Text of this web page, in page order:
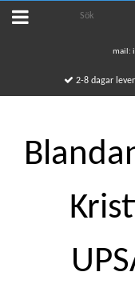
mail:
2-8 dagar